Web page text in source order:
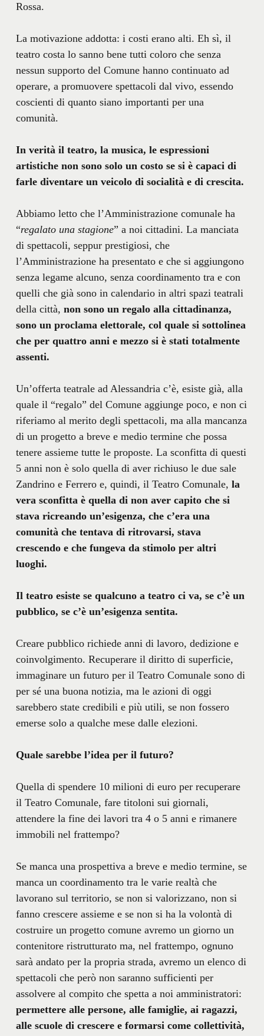
Rossa.
La motivazione addotta: i costi erano alti. Eh sì, il
teatro costa lo sanno bene tutti coloro che senza
nessun supporto del Comune hanno continuato ad
operare, a promuovere spettacoli dal vivo, essendo
coscienti di quanto siano importanti per una
comunità.
In verità il teatro, la musica, le espressioni
artistiche non sono solo un costo se si è capaci di
farle diventare un veicolo di socialità e di crescita.
Abbiamo letto che l’Amministrazione comunale ha
“regalato una stagione” a noi cittadini. La manciata
di spettacoli, seppur prestigiosi, che
l’Amministrazione ha presentato e che si aggiungono
senza legame alcuno, senza coordinamento tra e con
quelli che già sono in calendario in altri spazi teatrali
della città, non sono un regalo alla cittadinanza,
sono un proclama elettorale, col quale si sottolinea
che per quattro anni e mezzo si è stati totalmente
assenti.
Un’offerta teatrale ad Alessandria c’è, esiste già, alla
quale il “regalo” del Comune aggiunge poco, e non ci
riferiamo al merito degli spettacoli, ma alla mancanza
di un progetto a breve e medio termine che possa
tenere assieme tutte le proposte. La sconfitta di questi
5 anni non è solo quella di aver richiuso le due sale
Zandrino e Ferrero e, quindi, il Teatro Comunale, la
vera sconfitta è quella di non aver capito che si
stava ricreando un’esigenza, che c’era una
comunità che tentava di ritrovarsi, stava
crescendo e che fungeva da stimolo per altri
luoghi.
Il teatro esiste se qualcuno a teatro ci va, se c’è un
pubblico, se c’è un’esigenza sentita.
Creare pubblico richiede anni di lavoro, dedizione e
coinvolgimento. Recuperare il diritto di superficie,
immaginare un futuro per il Teatro Comunale sono di
per sé una buona notizia, ma le azioni di oggi
sarebbero state credibili e più utili, se non fossero
emerse solo a qualche mese dalle elezioni.
Quale sarebbe l’idea per il futuro?
Quella di spendere 10 milioni di euro per recuperare
il Teatro Comunale, fare titoloni sui giornali,
attendere la fine dei lavori tra 4 o 5 anni e rimanere
immobili nel frattempo?
Se manca una prospettiva a breve e medio termine, se
manca un coordinamento tra le varie realtà che
lavorano sul territorio, se non si valorizzano, non si
fanno crescere assieme e se non si ha la volontà di
costruire un progetto comune avremo un giorno un
contenitore ristrutturato ma, nel frattempo, ognuno
sarà andato per la propria strada, avremo un elenco di
spettacoli che però non saranno sufficienti per
assolvere al compito che spetta a noi amministratori:
permettere alle persone, alle famiglie, ai ragazzi,
alle scuole di crescere e formarsi come collettività,